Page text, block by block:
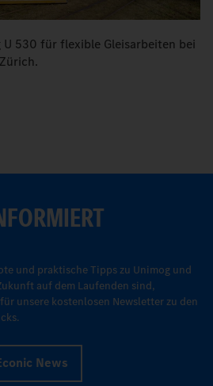
U 530 für flexible Gleisarbeiten bei
und praktische Tipps zu Unimog und
auf dem Laufenden sind,
unsere kostenlosen Newsletter zu den
News